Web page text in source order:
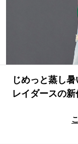
じめっと蒸し
レイダースの新